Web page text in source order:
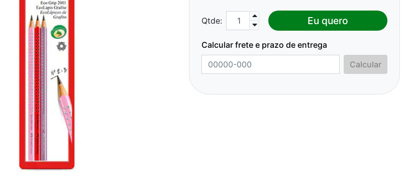
Qtde: Eu quero
Calcular frete e prazo de entrega
Calcular